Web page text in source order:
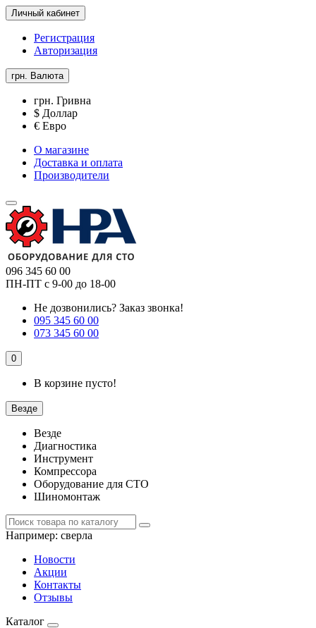
Личный кабинет
Регистрация
Авторизация
грн. Валюта
грн. Гривна
$ Доллар
€ Евро
О магазине
Доставка и оплата
Производители
096 345 60 00
ПН-ПТ с 9-00 до 18-00
Не дозвонились? Заказ звонка!
095 345 60 00
073 345 60 00
0
В корзине пусто!
Везде
Везде
Диагностика
Инструмент
Компрессора
Оборудование для СТО
Шиномонтаж
Например: сверла
Новости
Акции
Контакты
Отзывы
Каталог